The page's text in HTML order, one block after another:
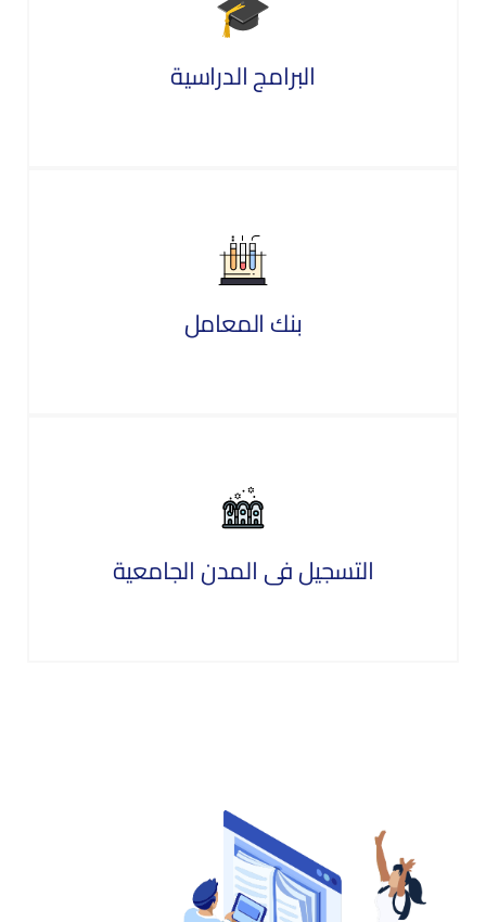
البرامج الدراسية
بنك المعامل
التسجيل فى المدن الجامعية